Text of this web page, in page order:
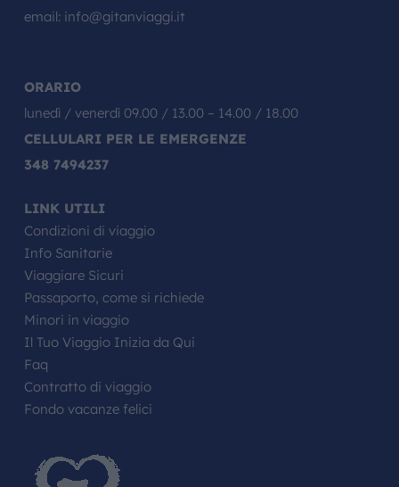
email: info@gitanviaggi.it
ORARIO
lunedì / venerdì 09.00 / 13.00 – 14.00 / 18.00
CELLULARI PER LE EMERGENZE
348 7494237
LINK UTILI
Condizioni di viaggio
Info Sanitarie
Viaggiare Sicuri
Passaporto, come si richiede
Minori in viaggio
Il Tuo Viaggio Inizia da Qui
Faq
Contratto di viaggio
Fondo vacanze felici